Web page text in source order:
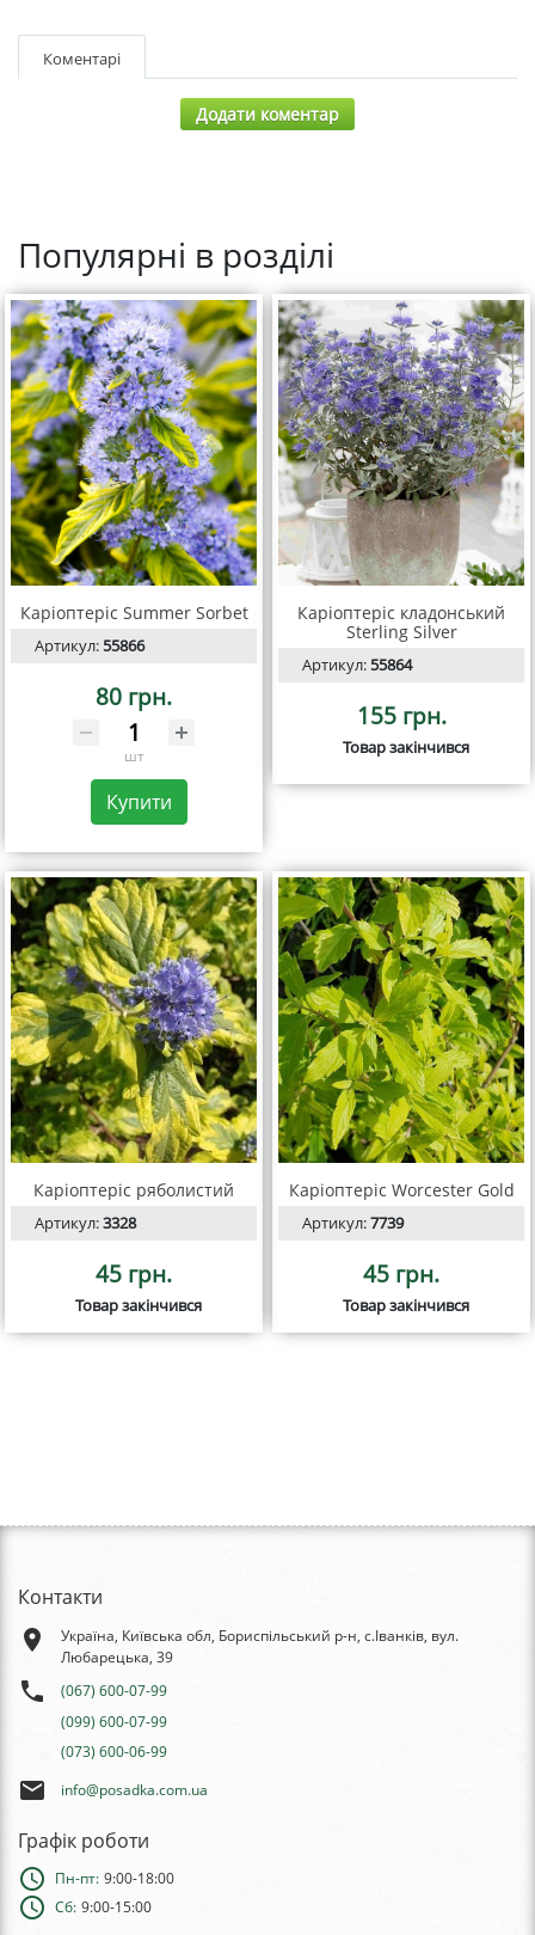
Коментарі
Додати коментар
Популярні в розділі
Каріоптеріс Summer Sorbet
Артикул:55866
80 грн.
шт
Купити
Каріоптеріс кладонський
Sterling Silver
Артикул:55864
155 грн.
Товар закінчився
Каріоптеріс ряболистий
Артикул:3328
45 грн.
Товар закінчився
Каріоптеріс Worcester Gold
Артикул:7739
45 грн.
Товар закінчився
Контакти
place
Україна, Київська обл, Бориспільський р-н, с.Іванків, вул.
Любарецька, 39
phone
(067) 600-07-99
(099) 600-07-99
(073) 600-06-99
email info@posadka.com.ua
Графік роботи
schedule Пн-пт: 9:00-18:00
schedule Сб: 9:00-15:00